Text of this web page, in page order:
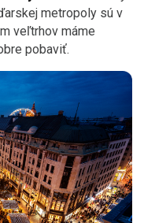
metropoly sú v
veľtrhov máme
pobaviť.